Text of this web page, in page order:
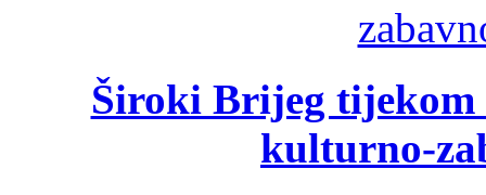
Široki Brijeg tijekom
kulturno-